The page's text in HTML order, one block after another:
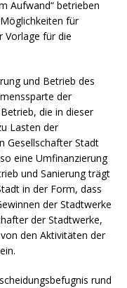
Aufwand“ betrieben
für
Vorlage für die
und Betrieb des
der
die in dieser
Lasten der
Gesellschafter Stadt
eine Umfinanzierung
und Sanierung trägt
in der Form, dass
der Stadtwerke
der Stadtwerke,
den Aktivitäten der
rund